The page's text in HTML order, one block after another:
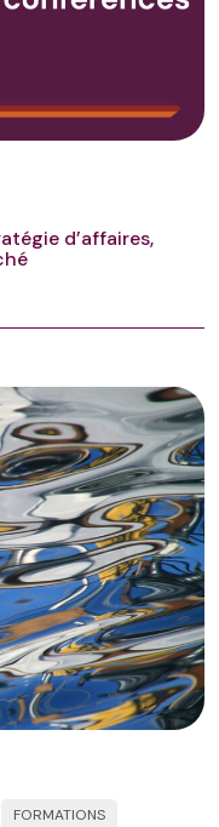
d’affaires,
FORMATIONS